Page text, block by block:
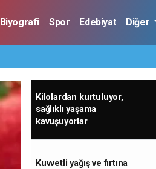
Biyografi Spor Edebiyat Diğer
Kilolardan kurtuluyor,
sağlıklı yaşama
kavuşuyorlar
Kuvvetli yağış ve fırtına